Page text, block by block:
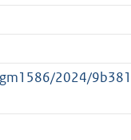
2024/